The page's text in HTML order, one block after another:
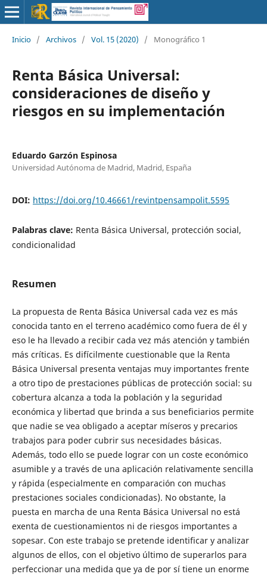
Inicio / Archivos / Vol. 15 (2020) / Monográfico 1
Renta Básica Universal:
consideraciones de diseño y
riesgos en su implementación
Eduardo Garzón Espinosa
Universidad Autónoma de Madrid, Madrid, España
DOI: https://doi.org/10.46661/revintpensampolit.5595
Palabras clave: Renta Básica Universal, protección social,
condicionalidad
Resumen
La propuesta de Renta Básica Universal cada vez es más
conocida tanto en el terreno académico como fuera de él y
eso le ha llevado a recibir cada vez más atención y también
más críticas. Es difícilmente cuestionable que la Renta
Básica Universal presenta ventajas muy importantes frente
a otro tipo de prestaciones públicas de protección social: su
cobertura alcanza a toda la población y la seguridad
económica y libertad que brinda a sus beneficiarios permite
que nadie se vea obligado a aceptar míseros y precarios
trabajos para poder cubrir sus necesidades básicas.
Además, todo ello se puede lograr con un coste económico
asumible y a través de una aplicación relativamente sencilla
y rápida (especialmente en comparación con muchas
prestaciones sociales condicionadas). No obstante, la
puesta en marcha de una Renta Básica Universal no está
exenta de cuestionamientos ni de riesgos importantes a
sopesar. Con este trabajo se pretende identificar y analizar
algunos de ellos, con el objetivo último de superarlos para
perfeccionar una medida que ya de por sí tiene un enorme